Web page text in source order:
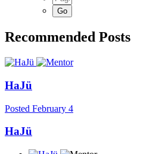
Recommended Posts
HaJü
Posted February 4
HaJü